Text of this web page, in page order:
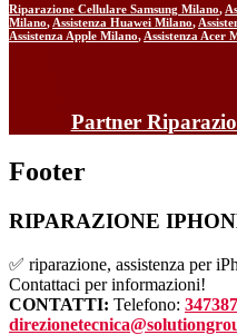
Riparazione Cellulare Samsung Milano,
Milano, Assistenza Huawei Milano,
Assistenza Apple Milano, Assistenza Acer
Partner
Footer
RIPARAZIONE
✅ riparazione, assistenza per
Contattaci per informazioni!
CONTATTI: Telefono: